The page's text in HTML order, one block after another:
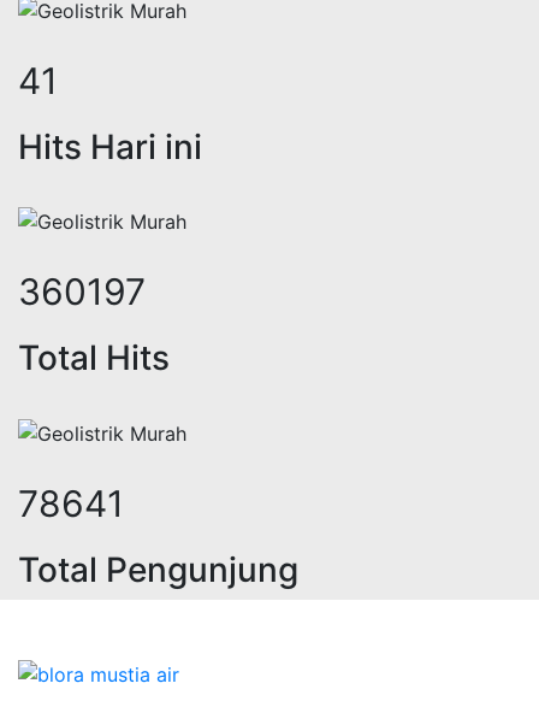
51
Hits Hari ini
454161
Total Hits
99156
Total Pengunjung